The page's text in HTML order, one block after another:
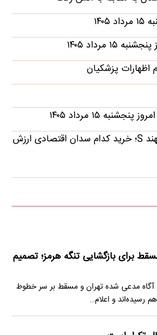
پزشکیان
۱۵ مرداد ۱۴۰۵
مقایسه رانا پلاس و سهند S؛ خرید کدام سدان اقتصادی ارزش
برای بازگشایی تنگه هرمز؛ تصمیم
آگاه مدعی شده تهران و مسقط بر سر خطوط
رسیده‌اند و اعلام…